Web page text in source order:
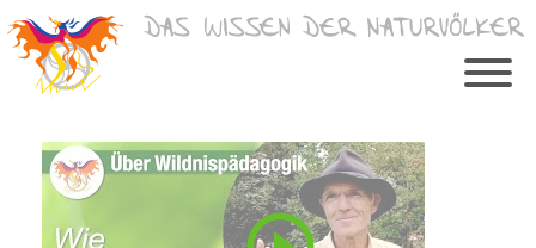
Inhalt
springen